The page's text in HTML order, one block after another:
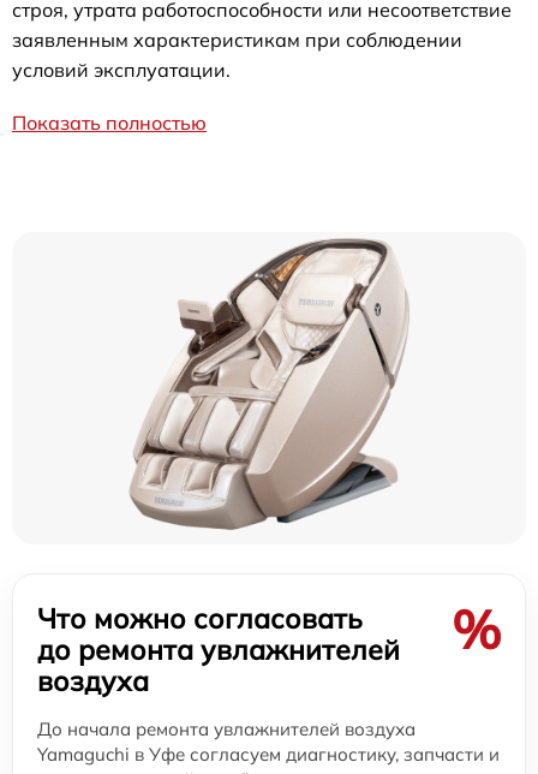
строя, утрата работоспособности или несоответствие
заявленным характеристикам при соблюдении
условий эксплуатации.
Показать полностью
Что можно согласовать
до ремонта увлажнителей
воздуха
%
До начала ремонта увлажнителей воздуха
Yamaguchi в Уфе согласуем диагностику, запчасти и